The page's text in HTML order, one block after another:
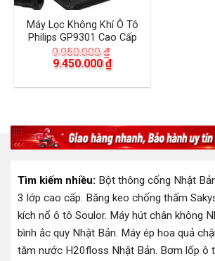
Máy Lọc Không Khí Ô Tô
Philips GP9301 Cao Cấp
9.950.000₫
Giá
là:
9.450.000₫Giá
hiện
tại
Tìm kiếm nhiều: Bột thông cống Nhật
3 lớp cao cấp. Băng keo chống thấm
kích nổ ô tô Soulor. Máy hút chân không
bình ắc quy Nhật Bản. Máy ép hoa quả
tăm nước H20floss Nhật Bản. Bơm lốp ô